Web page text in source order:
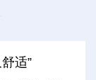
适”